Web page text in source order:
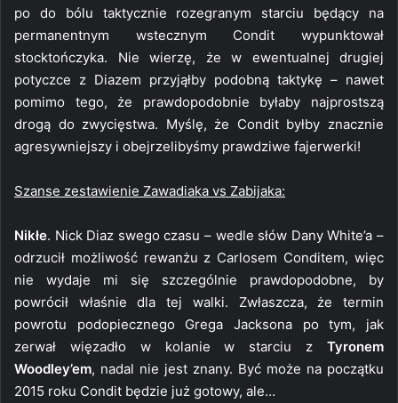
po do bólu taktycznie rozegranym starciu będący na
permanentnym wstecznym Condit wypunktował
stocktończyka. Nie wierzę, że w ewentualnej drugiej
potyczce z Diazem przyjąłby podobną taktykę – nawet
pomimo tego, że prawdopodobnie byłaby najprostszą
drogą do zwycięstwa. Myślę, że Condit byłby znacznie
agresywniejszy i obejrzelibyśmy prawdziwe fajerwerki!
Szanse zestawienie Zawadiaka vs Zabijaka:
Nikłe. Nick Diaz swego czasu – wedle słów Dany White’a –
odrzucił możliwość rewanżu z Carlosem Conditem, więc
nie wydaje mi się szczególnie prawdopodobne, by
powrócił właśnie dla tej walki. Zwłaszcza, że termin
powrotu podopiecznego Grega Jacksona po tym, jak
zerwał więzadło w kolanie w starciu z Tyronem
Woodley’em, nadal nie jest znany. Być może na początku
2015 roku Condit będzie już gotowy, ale…